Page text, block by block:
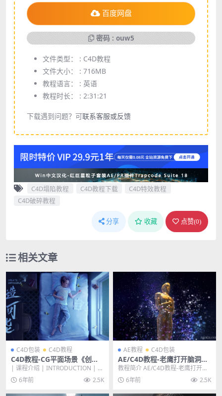
百度网盘
密码 : ouw5
文件类型： : C4D教程
文件大小： : 716MB
教程语言： : 英语
教程时长： : 2:31:21
下载遇到问题？可联系客服或反馈
C4D塌陷教程 C4D教程下载
C4D特效教程
C4D破碎教程
分享 收藏 点赞(0)
相关文章
C4D包装 C4D教程
C4D教程-CG平面场景《创造
不可能》高端创意合成场景-全
流程制作教程
| 课程介绍 | INTRODUCTION | 如
何摆脱平面素材限制，制作出高
级...6年前 2.5K
AE教程 C4D包装
AE/C4D教程-老鹰打开脑洞系
列Particular蒙版高级使用粒
子制作技巧
教程简介 AE/C4D教程-老鹰打开脑
洞系列Particular蒙版高级使用粒
子...6年前 2.5K